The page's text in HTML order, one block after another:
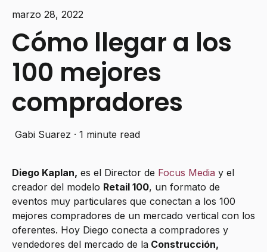
marzo 28, 2022
Cómo llegar a los
100 mejores
compradores
Gabi Suarez · 1 minute read
Diego Kaplan, es el Director de Focus Media y el
creador del modelo Retail 100, un formato de
eventos muy particulares que conectan a los 100
mejores compradores de un mercado vertical con los
oferentes. Hoy Diego conecta a compradores y
vendedores del mercado de la Construcción,